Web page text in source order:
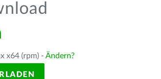
x64 (rpm) - Ändern?